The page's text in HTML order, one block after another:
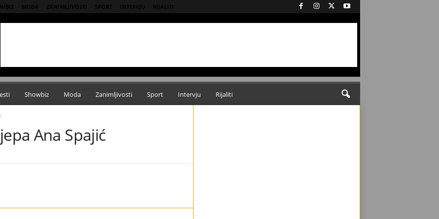
MODA ZANIMLJIVOSTI SPORT INTERVJU RIJALITI
Showbiz Moda Zanimljivosti Sport Intervju Rijaliti
Ana Spajić